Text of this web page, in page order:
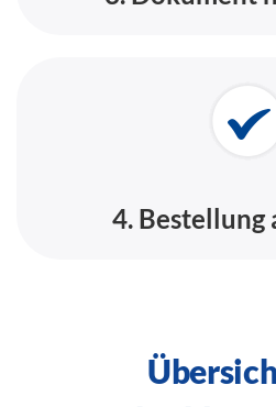
4. Bestellung